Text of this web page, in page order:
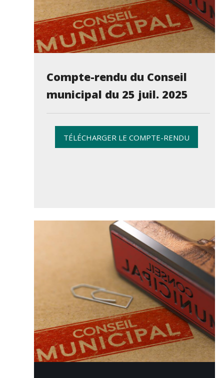
Compte-rendu du Conseil
municipal du 25 juil. 2025
TÉLÉCHARGER LE COMPTE-RENDU